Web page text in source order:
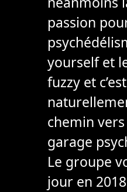
passion
yourself et
fuzzy et
chemin
garage
Le groupe
jour en